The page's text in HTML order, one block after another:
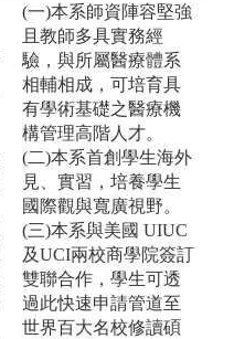
(一)本系師資陣容堅強
且教師多具實務經
驗，與所屬醫療體系
相輔相成，可培育具
有學術基礎之醫療機
構管理高階人才。
(二)本系首創學生海外
見、實習，培養學生
國際觀與寬廣視野。
(三)本系與美國 UIUC
及UCI兩校商學院簽訂
雙聯合作，學生可透
過此快速申請管道至
世界百大名校修讀碩